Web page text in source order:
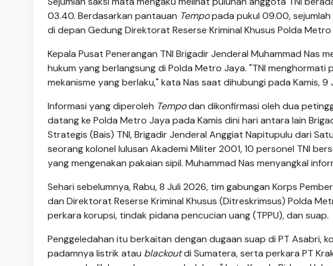
03.40. Berdasarkan pantauan Tempopada pukul 09.00, sejumlah
di depan Gedung Direktorat Reserse Kriminal Khusus Polda Metro
Kepala Pusat Penerangan TNI Brigadir Jenderal Muhammad Nas
hukum yang berlangsung di Polda Metro Jaya. "TNI
mekanisme yang berlaku," kata Nas saat dihubungi pada Kamis, 9
Informasi yang diperoleh Tempodan dikonfirmasi oleh dua
datang ke Polda Metro Jaya pada Kamis dini hari antara lain
Strategis (Bais) TNI, Brigadir Jenderal Anggiat Napitupulu dari
seorang kolonel lulusan Akademi Militer 2001, 10 personel TNI
yang mengenakan pakaian sipil. Muhammad Nas menyangkal
Sehari sebelumnya, Rabu, 8 Juli 2026, tim gabungan Korps
dan Direktorat Reserse Kriminal Khusus (Ditreskrimsus) Polda
perkara korupsi, tindak pidana pencucian uang (TPPU), dan suap.
Penggeledahan itu berkaitan dengan dugaan suap di PT Asabri,
padamnya listrik atau blackoutdi Sumatera, serta perkara PT